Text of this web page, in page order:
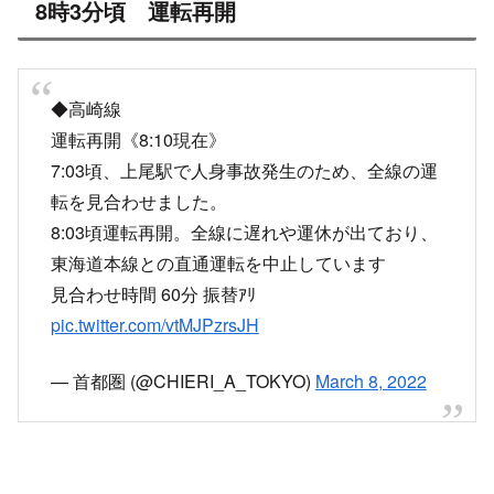
8時3分頃 運転再開
◆高崎線
運転再開《8:10現在》
7:03頃、上尾駅で人身事故発生のため、全線の運
転を見合わせました。
8:03頃運転再開。全線に遅れや運休が出ており、
東海道本線との直通運転を中止しています
見合わせ時間 60分 振替ｱﾘ
pic.twitter.com/vtMJPzrsJH
— 首都圏 (@CHIERI_A_TOKYO) March 8, 2022